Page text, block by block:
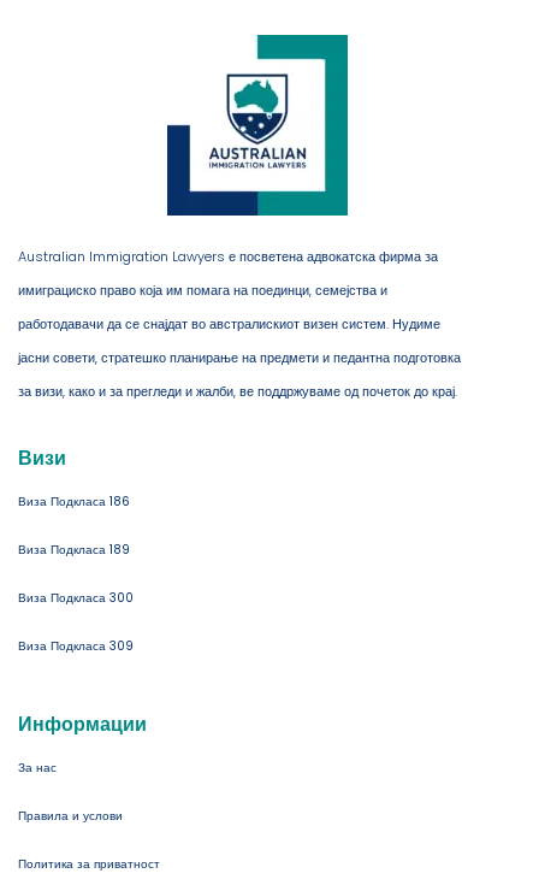
Australian Immigration Lawyers е посветена адвокатска фирма за
имиграциско право која им помага на поединци, семејства и
работодавачи да се снајдат во австралискиот визен систем. Нудиме
јасни совети, стратешко планирање на предмети и педантна подготовка
за визи, како и за прегледи и жалби, ве поддржуваме од почеток до крај.
Визи
Виза Подкласа 186
Виза Подкласа 189
Виза Подкласа 300
Виза Подкласа 309
Информации
За нас
Правила и услови
Политика за приватност